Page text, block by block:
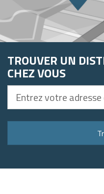
TROUVER UN
CHEZ VOUS
votre